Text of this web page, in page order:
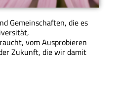
Gemeinschaften, die es
vom Ausprobieren
Zukunft, die wir damit